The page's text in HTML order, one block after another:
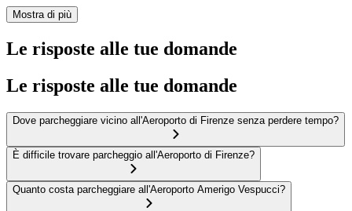
Mostra di più
Le risposte alle tue domande
Le risposte alle tue domande
Dove parcheggiare vicino all'Aeroporto di Firenze senza perdere tempo?
È difficile trovare parcheggio all'Aeroporto di Firenze?
Quanto costa parcheggiare all'Aeroporto Amerigo Vespucci?